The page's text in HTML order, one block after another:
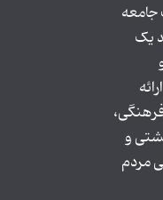
جامعه
یک
و
مردم